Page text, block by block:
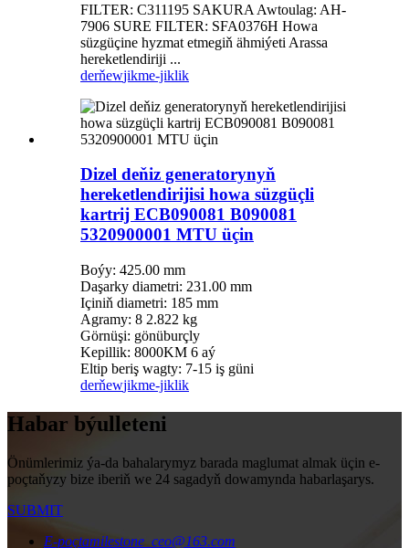
FILTER: C311195 SAKURA Awtoulag: AH-
7906 SURE FILTER: SFA0376H Howa
süzgüçine hyzmat etmegiň ähmiýeti Arassa
hereketlendiriji ...
derňewjikme-jiklik
Dizel deňiz generatorynyň
hereketlendirijisi howa süzgüçli
kartrij ECB090081 B090081
5320900001 MTU üçin
Boýy: 425.00 mm
Daşarky diametri: 231.00 mm
Içiniň diametri: 185 mm
Agramy: 8 2.822 kg
Görnüşi: gönüburçly
Kepillik: 8000KM 6 aý
Eltip beriş wagty: 7-15 iş güni
derňewjikme-jiklik
Habar býulleteni
Önümlerimiz ýa-da bahalarymyz barada maglumat almak üçin e-
poçtaňyzy bize iberiň we 24 sagadyň dowamynda habarlaşarys.
SUBMIT
E-poçtamilestone_ceo@163.com